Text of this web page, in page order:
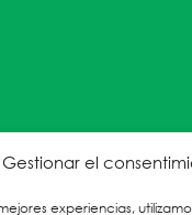
Gestionar el
experiencias,